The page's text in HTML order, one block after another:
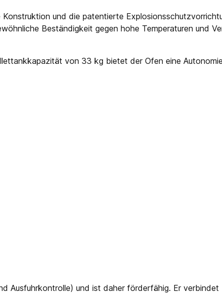
und die patentierte
Beständigkeit gegen hohe Temperaturen und
von 33 kg bietet der Ofen eine
Ausfuhrkontrolle) und ist daher förderfähig. Er